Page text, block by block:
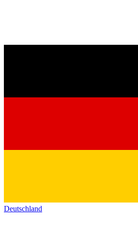
Deutschland